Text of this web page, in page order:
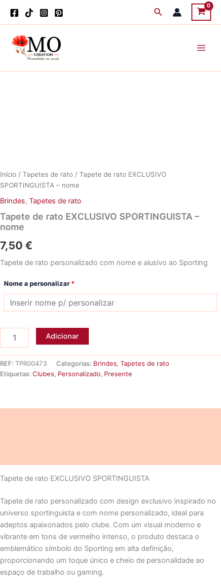
Search
Início / Tapetes de rato / Tapete de rato EXCLUSIVO
SPORTINGUISTA – nome
Brindes, Tapetes de rato
Tapete de rato EXCLUSIVO SPORTINGUISTA –
nome
7,50 €
Tapete de rato personalizado com nome e alusivo ao Sporting
Nome a personalizar*
de
rato
nome
Adicionar
REF: TPR00473 Categorias: Brindes, Tapetes de rato
Etiquetas: Clubes, Personalizado, Presente
Tapete de rato EXCLUSIVO SPORTINGUISTA
Tapete de rato personalizado com design exclusivo inspirado no
universo sportinguista e com nome personalizado, ideal para
adeptos apaixonados pelo clube. Com um visual moderno e
vibrante em tons de vermelho intenso, o produto destaca o
emblemático símbolo do Sporting em alta definição,
proporcionando um toque único e cheio de personalidade ao
espaço de trabalho ou gaming.